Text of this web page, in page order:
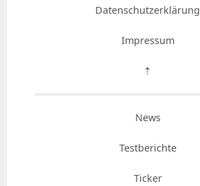
Datenschutzerklärung
Impressum
⇡
News
Testberichte
Ticker